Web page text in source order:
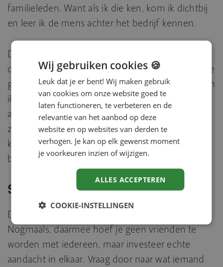
familieleden. Want als ik die ken, kom ik dichtbij
en leer ik de mens achter het bedrijf kennen.
Dat is voor jou en je collega’s niet anders! Na
deze verbinding gelegd te hebben, krijg je andere
gesprekken en ontstaan nieuwe kansen. Daar ben
ik van overtuigd. Ik ben dan ook een fanatieke
aanhanger van de stelregel: ‘Geen contract
zonder contact’. Eerst ‘samen’ creëren, dan
kansen benutten en uitdagingen het hoofd
bieden.
Samen vraagt een inspanning
Daarom vind ik het ook een werkwoord.
Nogmaals, daarmee hoef je geen vrienden te
worden met iedereen, maar investeer echte
aandacht in elkaar. Vraag door naar wat iemand
Wij gebruiken cookies 🍪
Leuk dat je er bent! Wij maken gebruik
van cookies om onze website goed te
laten functioneren, te verbeteren en de
relevantie van het aanbod op deze
website en op websites van derden te
verhogen. Je kan op elk gewenst moment
je voorkeuren inzien of wijzigen.
ALLES ACCEPTEREN
COOKIE-INSTELLINGEN